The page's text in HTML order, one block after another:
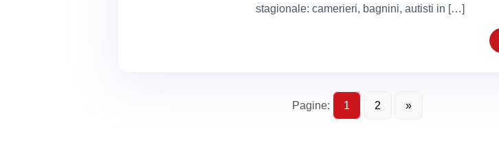
stagionale: camerieri, bagnini, autisti in […]
Pagine: 1 2 »